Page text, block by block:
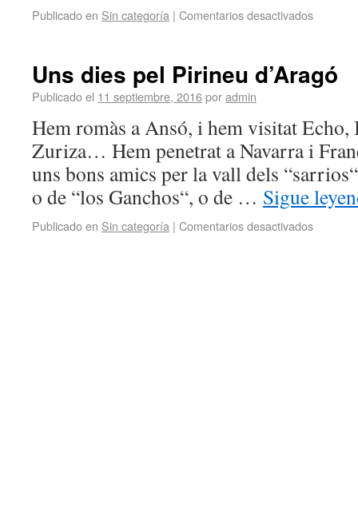
Publicado en Sin categoría | Comentarios desactivados
Uns dies pel Pirineu d’Aragó
Publicado el 11 septiembre, 2016poradmin
Hem romàs a Ansó, i hem visitat Echo,
Zuriza… Hem penetrat a Navarra i
uns bons amics per la vall dels
o de “los Ganchos“, o de … Sigue
Publicado en Sin categoría | Comentarios desactivados